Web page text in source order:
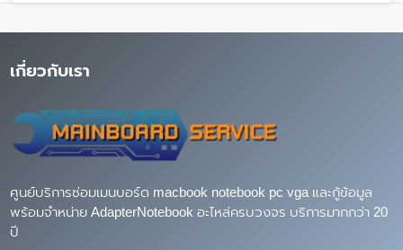
เกี่ยวกับเรา
ศูนย์บริการซ่อมเมนบอร์ด macbook notebook pc vga และกู้ข้อมูล
พร้อมจำหน่าย AdapterNotebook อะไหล่ครบวงจร บริการมากกว่า 20
ปี